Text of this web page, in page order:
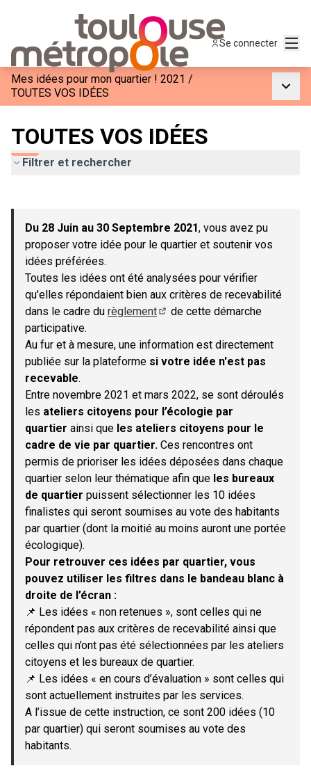
Se connecter
Mes idées pour mon quartier ! 2021 /
TOUTES VOS IDÉES
TOUTES VOS IDÉES
Filtrer et rechercher
−
Du 28 Juin au 30 Septembre 2021, vous avez pu
proposer votre idée pour le quartier et soutenir vos
idées préférées.
Toutes les idées ont été analysées pour vérifier
qu'elles répondaient bien aux critères de recevabilité
dans le cadre du règlement
de cette démarche
participative.
Au fur et à mesure, une information est directement
publiée sur la plateforme si votre idée n'est pas
recevable.
Entre novembre 2021 et mars 2022, se sont déroulés
les ateliers citoyens pour l’écologie par
quartier ainsi que les ateliers citoyens pour le
cadre de vie par quartier. Ces rencontres ont
permis de prioriser les idées déposées dans chaque
quartier selon leur thématique afin que les bureaux
de quartier puissent sélectionner les 10 idées
finalistes qui seront soumises au vote des habitants
par quartier (dont la moitié au moins auront une portée
écologique).
Pour retrouver ces idées par quartier, vous
pouvez utiliser les filtres dans le bandeau blanc à
droite de l’écran :
📌 Les idées « non retenues », sont celles qui ne
répondent pas aux critères de recevabilité ainsi que
celles qui n’ont pas été sélectionnées par les ateliers
citoyens et les bureaux de quartier.
📌 Les idées « en cours d’évaluation » sont celles qui
sont actuellement instruites par les services.
A l’issue de cette instruction, ce sont 200 idées (10
par quartier) qui seront soumises au vote des
habitants.